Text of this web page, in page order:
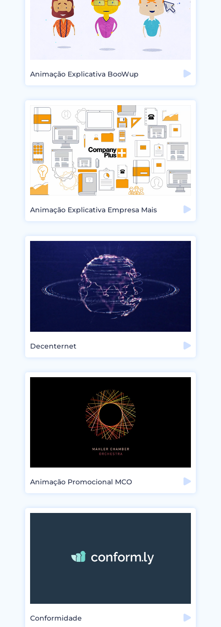
Animação Explicativa BooWup
Animação Explicativa Empresa Mais
Decenternet
Animação Promocional MCO
Conformidade